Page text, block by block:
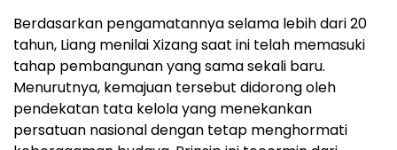
Berdasarkan pengamatannya selama lebih dari 20
tahun, Liang menilai Xizang saat ini telah memasuki
tahap pembangunan yang sama sekali baru.
Menurutnya, kemajuan tersebut didorong oleh
pendekatan tata kelola yang menekankan
persatuan nasional dengan tetap menghormati